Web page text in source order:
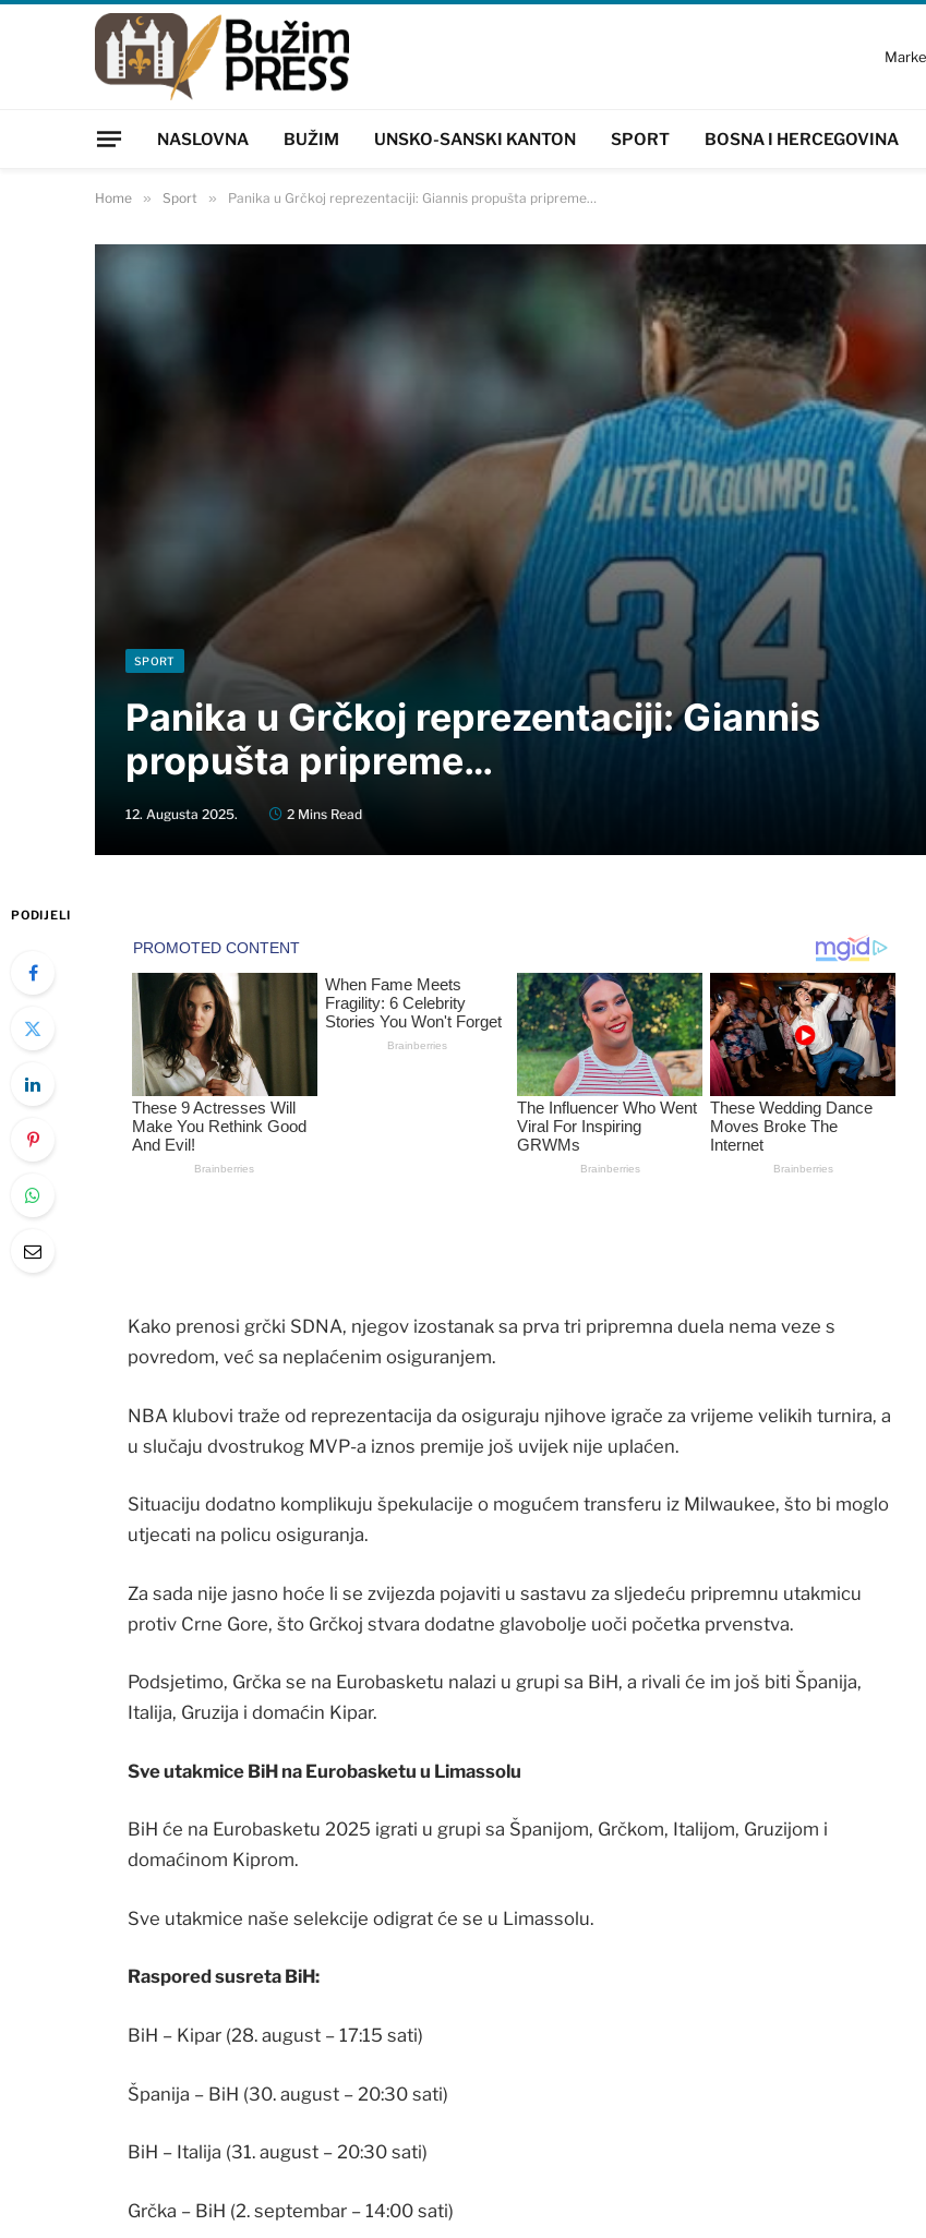
NASLOVNA BUŽIM UNSKO-SANSKI KANTON SPORT BOSNA I HERCEGOVINA
Home » Sport » Panika u Grčkoj reprezentaciji: Giannis propušta pripreme…
SPORT
Panika u Grčkoj reprezentaciji: Giannis
propušta pripreme…
12. Augusta 2025. 2 Mins Read
PODIJELI
Kako prenosi grčki SDNA, njegov izostanak sa prva tri pripremna duela nema veze s
povredom, već sa neplaćenim osiguranjem.
NBA klubovi traže od reprezentacija da osiguraju njihove igrače za vrijeme velikih turnira, a
u slučaju dvostrukog MVP-a iznos premije još uvijek nije uplaćen.
Situaciju dodatno komplikuju špekulacije o mogućem transferu iz Milwaukee, što bi moglo
utjecati na policu osiguranja.
Za sada nije jasno hoće li se zvijezda pojaviti u sastavu za sljedeću pripremnu utakmicu
protiv Crne Gore, što Grčkoj stvara dodatne glavobolje uoči početka prvenstva.
Podsjetimo, Grčka se na Eurobasketu nalazi u grupi sa BiH, a rivali će im još biti Španija,
Italija, Gruzija i domaćin Kipar.
Sve utakmice BiH na Eurobasketu u Limassolu
BiH će na Eurobasketu 2025 igrati u grupi sa Španijom, Grčkom, Italijom, Gruzijom i
domaćinom Kiprom.
Sve utakmice naše selekcije odigrat će se u Limassolu.
Raspored susreta BiH:
BiH – Kipar (28. august – 17:15 sati)
Španija – BiH (30. august – 20:30 sati)
BiH – Italija (31. august – 20:30 sati)
Grčka – BiH (2. septembar – 14:00 sati)